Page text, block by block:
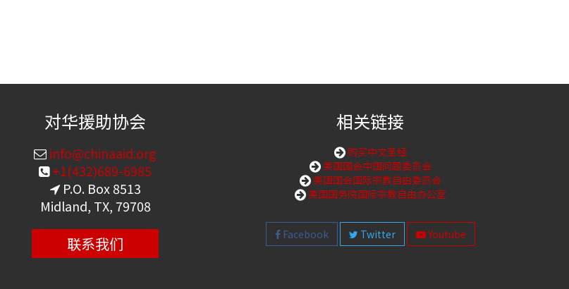
对华援助协会
info@chinaaid.org
+1(432)689-6985
P.O. Box 8513
Midland, TX, 79708
联系我们
相关链接
购买中文圣经
美国国会中国问题委员会
美国国会国际宗教自由委员会
美国国务院国际宗教自由办公室
Facebook Twitter Youtube